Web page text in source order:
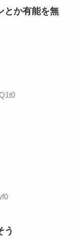
とか有能を無
う